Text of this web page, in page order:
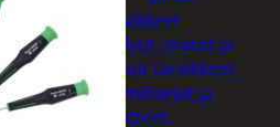
Autotarvikkeet
Kalvot, matot ja
muut tarvikkeet
Lumiharjat ja
peitteet